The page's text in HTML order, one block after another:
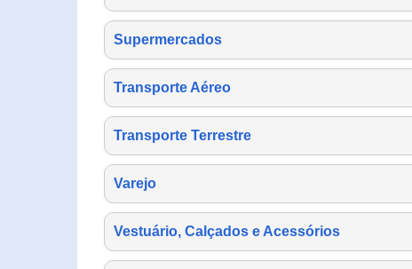
Supermercados
Transporte Aéreo
Transporte Terrestre
Varejo
Vestuário, Calçados e Acessórios